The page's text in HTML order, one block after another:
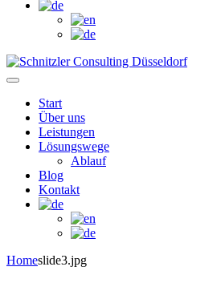
Start
Über uns
Leistungen
Lösungswege
Ablauf
Blog
Kontakt
Homeslide3.jpg